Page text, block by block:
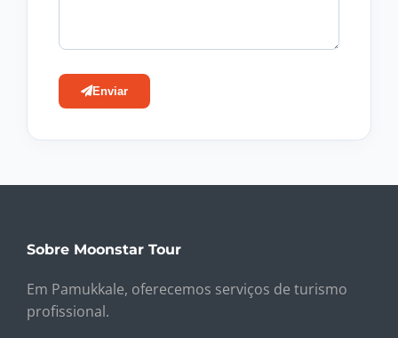
Enviar
Sobre Moonstar Tour
Em Pamukkale, oferecemos serviços de turismo
profissional.